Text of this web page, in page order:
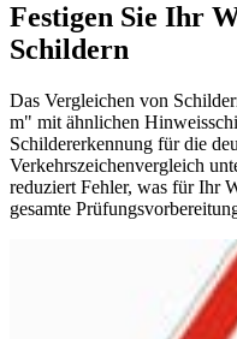
Festigen Sie Ihr
Schildern
Das Vergleichen von
m" mit ähnlichen
Schildererkennung für die
Verkehrszeichenvergleich
reduziert Fehler, was für Ihr
gesamte